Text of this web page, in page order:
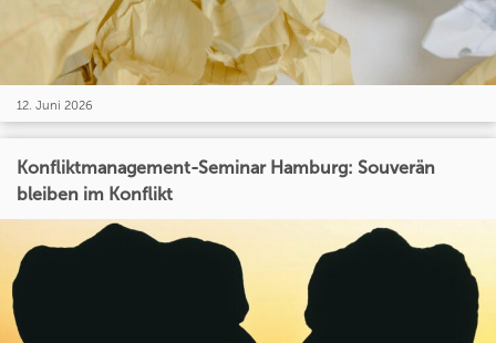
12. Juni 2026
Konfliktmanagement-Seminar Hamburg: Souverän
bleiben im Konflikt